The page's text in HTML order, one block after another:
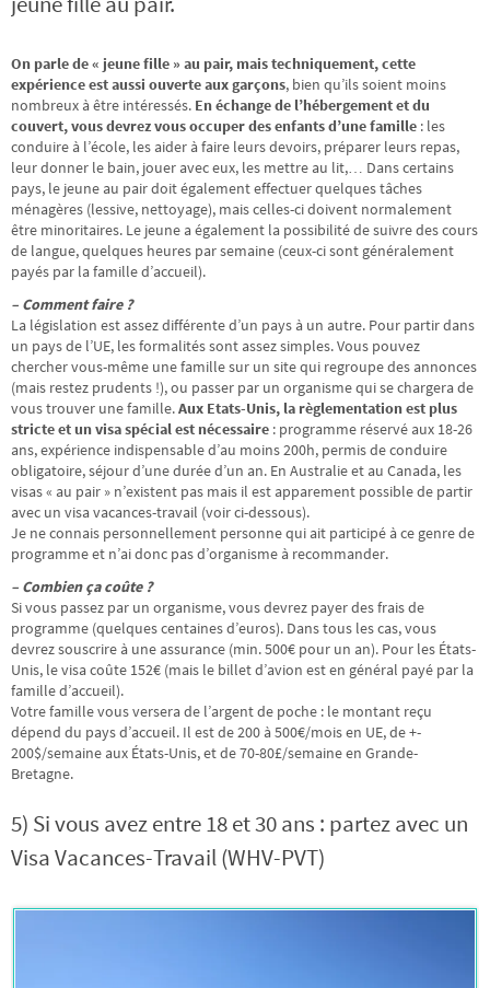
On parle de « jeune fille » au pair, mais techniquement, cette
expérience est aussi ouverte aux garçons, bien qu’ils soient moins
nombreux à être intéressés. En échange de l’hébergement et du
couvert, vous devrez vous occuper des enfants d’une famille : les
conduire à l’école, les aider à faire leurs devoirs, préparer leurs repas,
leur donner le bain, jouer avec eux, les mettre au lit,… Dans certains
pays, le jeune au pair doit également effectuer quelques tâches
ménagères (lessive, nettoyage), mais celles-ci doivent normalement
être minoritaires. Le jeune a également la possibilité de suivre des cours
de langue, quelques heures par semaine (ceux-ci sont généralement
payés par la famille d’accueil).
– Comment faire ?
La législation est assez différente d’un pays à un autre. Pour partir dans
un pays de l’UE, les formalités sont assez simples. Vous pouvez
chercher vous-même une famille sur un site qui regroupe des annonces
(mais restez prudents !), ou passer par un organisme qui se chargera de
vous trouver une famille.Aux Etats-Unis, la règlementation est plus
stricte et un visa spécial est nécessaire : programme réservé aux 18-26
ans, expérience indispensable d’au moins 200h, permis de conduire
obligatoire, séjour d’une durée d’un an. En Australie et au Canada, les
visas « au pair » n’existent pas mais il est apparement possible de partir
avec un visa vacances-travail (voir ci-dessous).
Je ne connais personnellement personne qui ait participé à ce genre de
programme et n’ai donc pas d’organisme à recommander.
– Combien ça coûte ?
Si vous passez par un organisme, vous devrez payer des frais de
programme (quelques centaines d’euros). Dans tous les cas, vous
devrez souscrire à une assurance (min. 500€ pour un an). Pour les États-
Unis, le visa coûte 152€ (mais le billet d’avion est en général payé par la
famille d’accueil).
Votre famille vous versera de l’argent de poche : le montant reçu
dépend du pays d’accueil. Il est de 200 à 500€/mois en UE, de +-
200$/semaine aux États-Unis, et de 70-80£/semaine en Grande-
Bretagne.
5) Si vous avez entre 18 et 30 ans : partez avec un
Visa Vacances-Travail (WHV-PVT)